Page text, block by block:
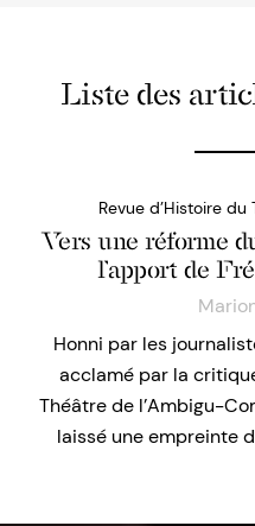
Liste des
Revue d’Histoire du
Vers une réforme
l’apport de
Honni par les
acclamé par la
Théâtre de l’Ambigu-
laissé une empreinte